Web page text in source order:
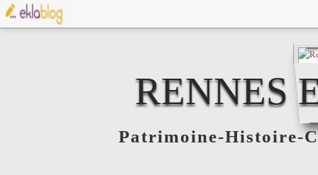
RENNES
Patrimoine-Histoire-